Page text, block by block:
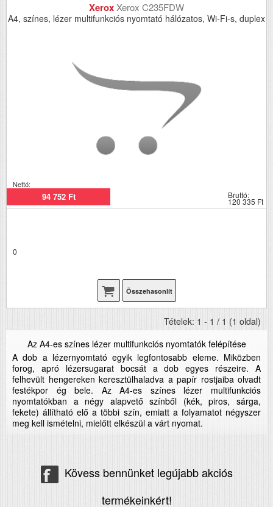
Xerox Xerox C235FDW
A4, színes, lézer multifunkciós nyomtató hálózatos, Wi-Fi-s, duplex
Nettó:
94 752 Ft Bruttó:
120 335 Ft
0
Összehasonlít
Tételek: 1 - 1 / 1 (1 oldal)
Az A4-es színes lézer multifunkciós nyomtatók felépítése
A dob a lézernyomtató egyik legfontosabb eleme. Miközben
forog, apró lézersugarat bocsát a dob egyes részeire. A
felhevült hengereken keresztülhaladva a papír rostjaiba olvadt
festékpor ég bele. Az A4-es színes lézer multifunkciós
nyomtatókban a négy alapvető színből (kék, piros, sárga,
fekete) állítható elő a többi szín, emiatt a folyamatot négyszer
meg kell ismételni, mielőtt elkészül a várt nyomat.
Kövess bennünket legújabb akciós
termékeinkért!